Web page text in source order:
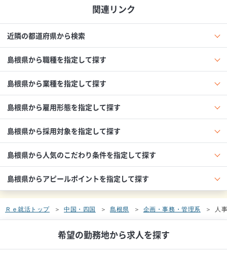
関連リンク
近隣の都道府県から検索
島根県から職種を指定して探す
島根県から業種を指定して探す
島根県から雇用形態を指定して探す
島根県から採用対象を指定して探す
島根県から人気のこだわり条件を指定して探す
島根県からアピールポイントを指定して探す
Ｒｅ就活トップ 中国・四国 島根県 企画・事務・管理系 人
希望の勤務地から求人を探す